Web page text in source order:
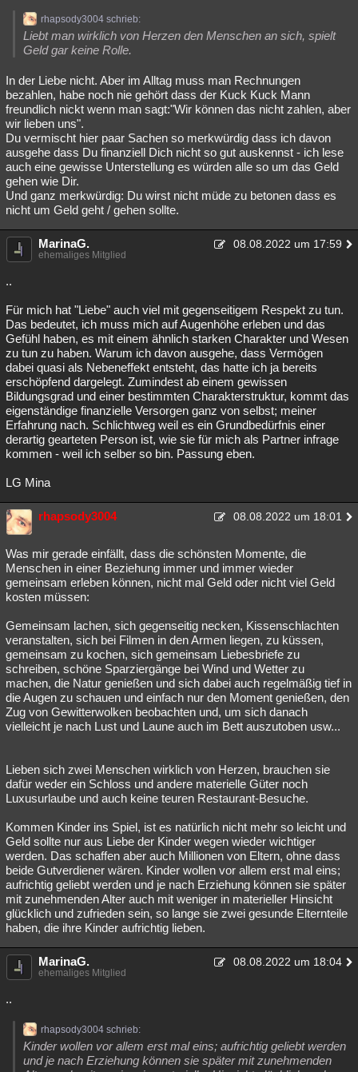
rhapsody3004 schrieb:
Liebt man wirklich von Herzen den Menschen an sich, spielt
Geld gar keine Rolle.
In der Liebe nicht. Aber im Alltag muss man Rechnungen
bezahlen, habe noch nie gehört dass der Kuck Kuck Mann
freundlich nickt wenn man sagt:"Wir können das nicht zahlen, aber
wir lieben uns".
Du vermischt hier paar Sachen so merkwürdig dass ich davon
ausgehe dass Du finanziell Dich nicht so gut auskennst - ich lese
auch eine gewisse Unterstellung es würden alle so um das Geld
gehen wie Dir.
Und ganz merkwürdig: Du wirst nicht müde zu betonen dass es
nicht um Geld geht / gehen sollte.
MarinaG. 08.08.2022 um 17:59
ehemaliges Mitglied
..
Für mich hat "Liebe" auch viel mit gegenseitigem Respekt zu tun.
Das bedeutet, ich muss mich auf Augenhöhe erleben und das
Gefühl haben, es mit einem ähnlich starken Charakter und Wesen
zu tun zu haben. Warum ich davon ausgehe, dass Vermögen
dabei quasi als Nebeneffekt entsteht, das hatte ich ja bereits
erschöpfend dargelegt. Zumindest ab einem gewissen
Bildungsgrad und einer bestimmten Charakterstruktur, kommt das
eigenständige finanzielle Versorgen ganz von selbst; meiner
Erfahrung nach. Schlichtweg weil es ein Grundbedürfnis einer
derartig gearteten Person ist, wie sie für mich als Partner infrage
kommen - weil ich selber so bin. Passung eben.
LG Mina
rhapsody3004 08.08.2022 um 18:01
Was mir gerade einfällt, dass die schönsten Momente, die
Menschen in einer Beziehung immer und immer wieder
gemeinsam erleben können, nicht mal Geld oder nicht viel Geld
kosten müssen:
Gemeinsam lachen, sich gegenseitig necken, Kissenschlachten
veranstalten, sich bei Filmen in den Armen liegen, zu küssen,
gemeinsam zu kochen, sich gemeinsam Liebesbriefe zu
schreiben, schöne Sparziergänge bei Wind und Wetter zu
machen, die Natur genießen und sich dabei auch regelmäßig tief in
die Augen zu schauen und einfach nur den Moment genießen, den
Zug von Gewitterwolken beobachten und, um sich danach
vielleicht je nach Lust und Laune auch im Bett auszutoben usw...
Lieben sich zwei Menschen wirklich von Herzen, brauchen sie
dafür weder ein Schloss und andere materielle Güter noch
Luxusurlaube und auch keine teuren Restaurant-Besuche.
Kommen Kinder ins Spiel, ist es natürlich nicht mehr so leicht und
Geld sollte nur aus Liebe der Kinder wegen wieder wichtiger
werden. Das schaffen aber auch Millionen von Eltern, ohne dass
beide Gutverdiener wären. Kinder wollen vor allem erst mal eins;
aufrichtig geliebt werden und je nach Erziehung können sie später
mit zunehmenden Alter auch mit weniger in materieller Hinsicht
glücklich und zufrieden sein, so lange sie zwei gesunde Elternteile
haben, die ihre Kinder aufrichtig lieben.
MarinaG. 08.08.2022 um 18:04
ehemaliges Mitglied
..
rhapsody3004 schrieb:
Kinder wollen vor allem erst mal eins; aufrichtig geliebt werden
und je nach Erziehung können sie später mit zunehmenden